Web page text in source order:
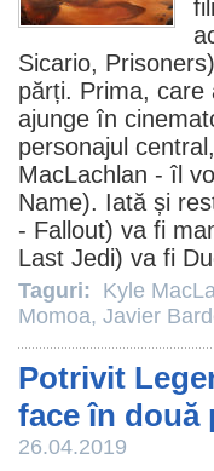
Sicario,
părți. Prima,
ajunge în
personajul
MacLachlan - îl
Name). Iată și
- Fallout) va fi
Last Jedi) va fi
Taguri: Kyle
Momoa, Javier
Potrivit
face în două
26.04.2019